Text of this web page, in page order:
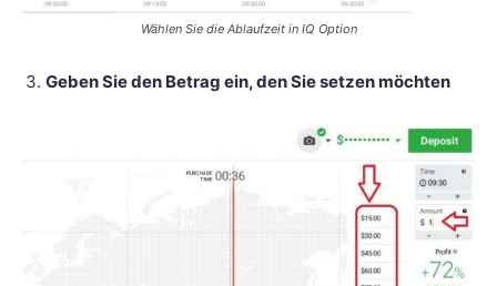
Wählen Sie die Ablaufzeit in IQ Option
Geben Sie den Betrag ein, den Sie setzen möchten